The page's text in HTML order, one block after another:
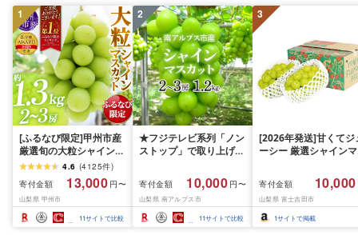
1
[ふるなび限定]甲州市産
厳選旬の大粒シャインマ
スカット 約1.3kg 2〜3
房[2026年発送]
(MG)B12-472 FN-
Limited-VO シャインマ
スカット フルーツ
4.6 (4125件)
寄付金額
13,000 円〜
山梨県 甲州市
11サイトで比較
2
★フジテレビ系列「ノン
ストップ」で取り上げら
先行予約]南アルプス市
産シャインマスカット
1.2kg以上(2〜3房)ふる
さと納税 おすすめ 山梨
県 南アルプス市 送料無
寄付金額 10,000 円〜
山梨県 南アルプス市
11サイトで比較
3
[2026年発送]甘くてジ
ーシー 厳選シャインマ
月前半(1〜15日)から
月下旬までの発送) フ
ーツ ぶどう 果物 山梨
産 2026 旬 大粒 高級
寄付金額 10,000
山梨県 富士吉田市
1サイトで掲載